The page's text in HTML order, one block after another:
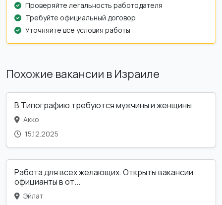
Проверяйте легальность работодателя
Требуйте официальный договор
Уточняйте все условия работы
Похожие вакансии в Израиле
В Типографию требуются мужчины и женщины
Акко
15.12.2025
Работа для всех желающих. Открыты вакансии
официанты в от...
Эйлат